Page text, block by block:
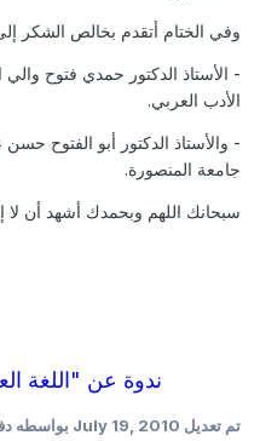
وفي الختام أتقدم بخالص الشكر
- الأستاذ الدكتور حمدي فتوح
الأدب العربي.
- والأستاذ الدكتور أبو الفتوح حسن
جامعة المنصورة.
سبحانك اللهم وبحمدك أشهد أن لا
ندوة عن "اللغة
تم تعديلJuly 19, 2010بواسطه دفءُ